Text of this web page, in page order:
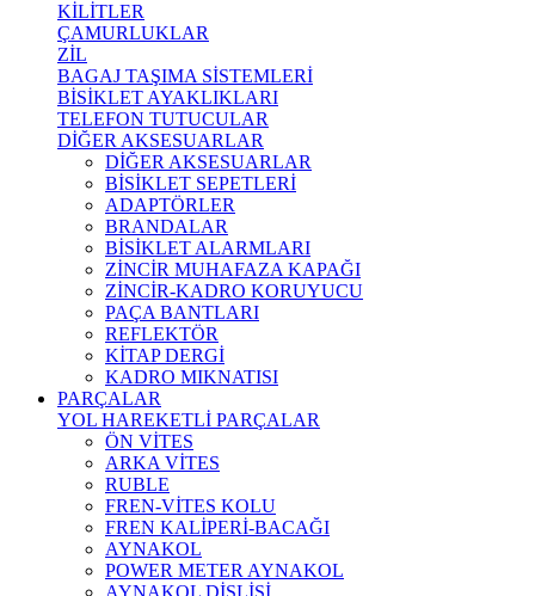
KİLİTLER
ÇAMURLUKLAR
ZİL
BAGAJ TAŞIMA SİSTEMLERİ
BİSİKLET AYAKLIKLARI
TELEFON TUTUCULAR
DİĞER AKSESUARLAR
DİĞER AKSESUARLAR
BİSİKLET SEPETLERİ
ADAPTÖRLER
BRANDALAR
BİSİKLET ALARMLARI
ZİNCİR MUHAFAZA KAPAĞI
ZİNCİR-KADRO KORUYUCU
PAÇA BANTLARI
REFLEKTÖR
KİTAP DERGİ
KADRO MIKNATISI
PARÇALAR
YOL HAREKETLİ PARÇALAR
ÖN VİTES
ARKA VİTES
RUBLE
FREN-VİTES KOLU
FREN KALİPERİ-BACAĞI
AYNAKOL
POWER METER AYNAKOL
AYNAKOL DİŞLİSİ